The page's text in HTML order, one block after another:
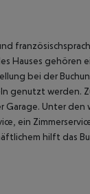
Hauses gehören
bei der
genutzt werden.
Garage. Unter
ein
hilft das